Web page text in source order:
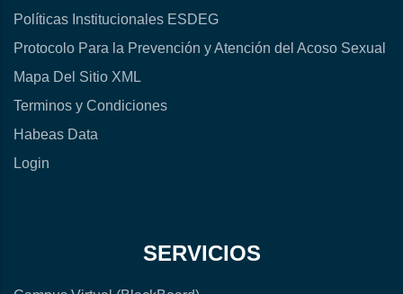
Políticas Institucionales ESDEG
Protocolo Para la Prevención y Atención del Acoso Sexual
Mapa Del Sitio XML
Terminos y Condiciones
Habeas Data
Login
SERVICIOS